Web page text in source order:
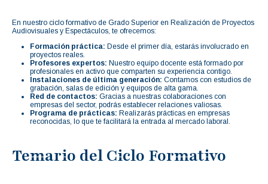
En nuestro ciclo formativo de Grado Superior en Realización de Proyectos
Audiovisuales y Espectáculos, te ofrecemos:
Formación práctica: Desde el primer día, estarás involucrado en
proyectos reales.
Profesores expertos: Nuestro equipo docente está formado por
profesionales en activo que comparten su experiencia contigo.
Instalaciones de última generación: Contamos con estudios de
grabación, salas de edición y equipos de alta gama.
Red de contactos: Gracias a nuestras colaboraciones con
empresas del sector, podrás establecer relaciones valiosas.
Programa de prácticas: Realizarás prácticas en empresas
reconocidas, lo que te facilitará la entrada al mercado laboral.
Temario del Ciclo Formativo